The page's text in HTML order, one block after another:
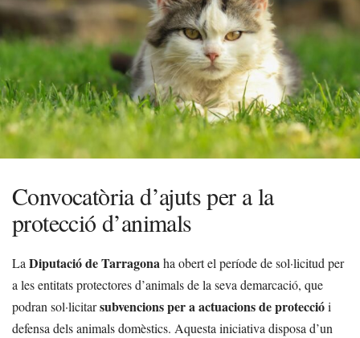
Convocatòria d’ajuts per a la
protecció d’animals
LaDiputació de Tarragonaha obert el període de sol·licitud per
a les entitats protectores d’animals de la seva demarcació, que
podran sol·licitarsubvencions per a actuacions de protecciói
defensa dels animals domèstics. Aquesta iniciativa disposa d’un